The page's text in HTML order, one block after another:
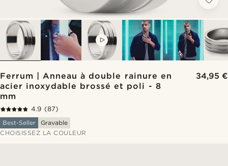
VIDEO
Ferrum | Anneau à double rainure en
acier inoxydable brossé et poli - 8
mm
34,95 €
4.9 (87)
Best-Seller
Gravable
CHOISISSEZ LA COULEUR